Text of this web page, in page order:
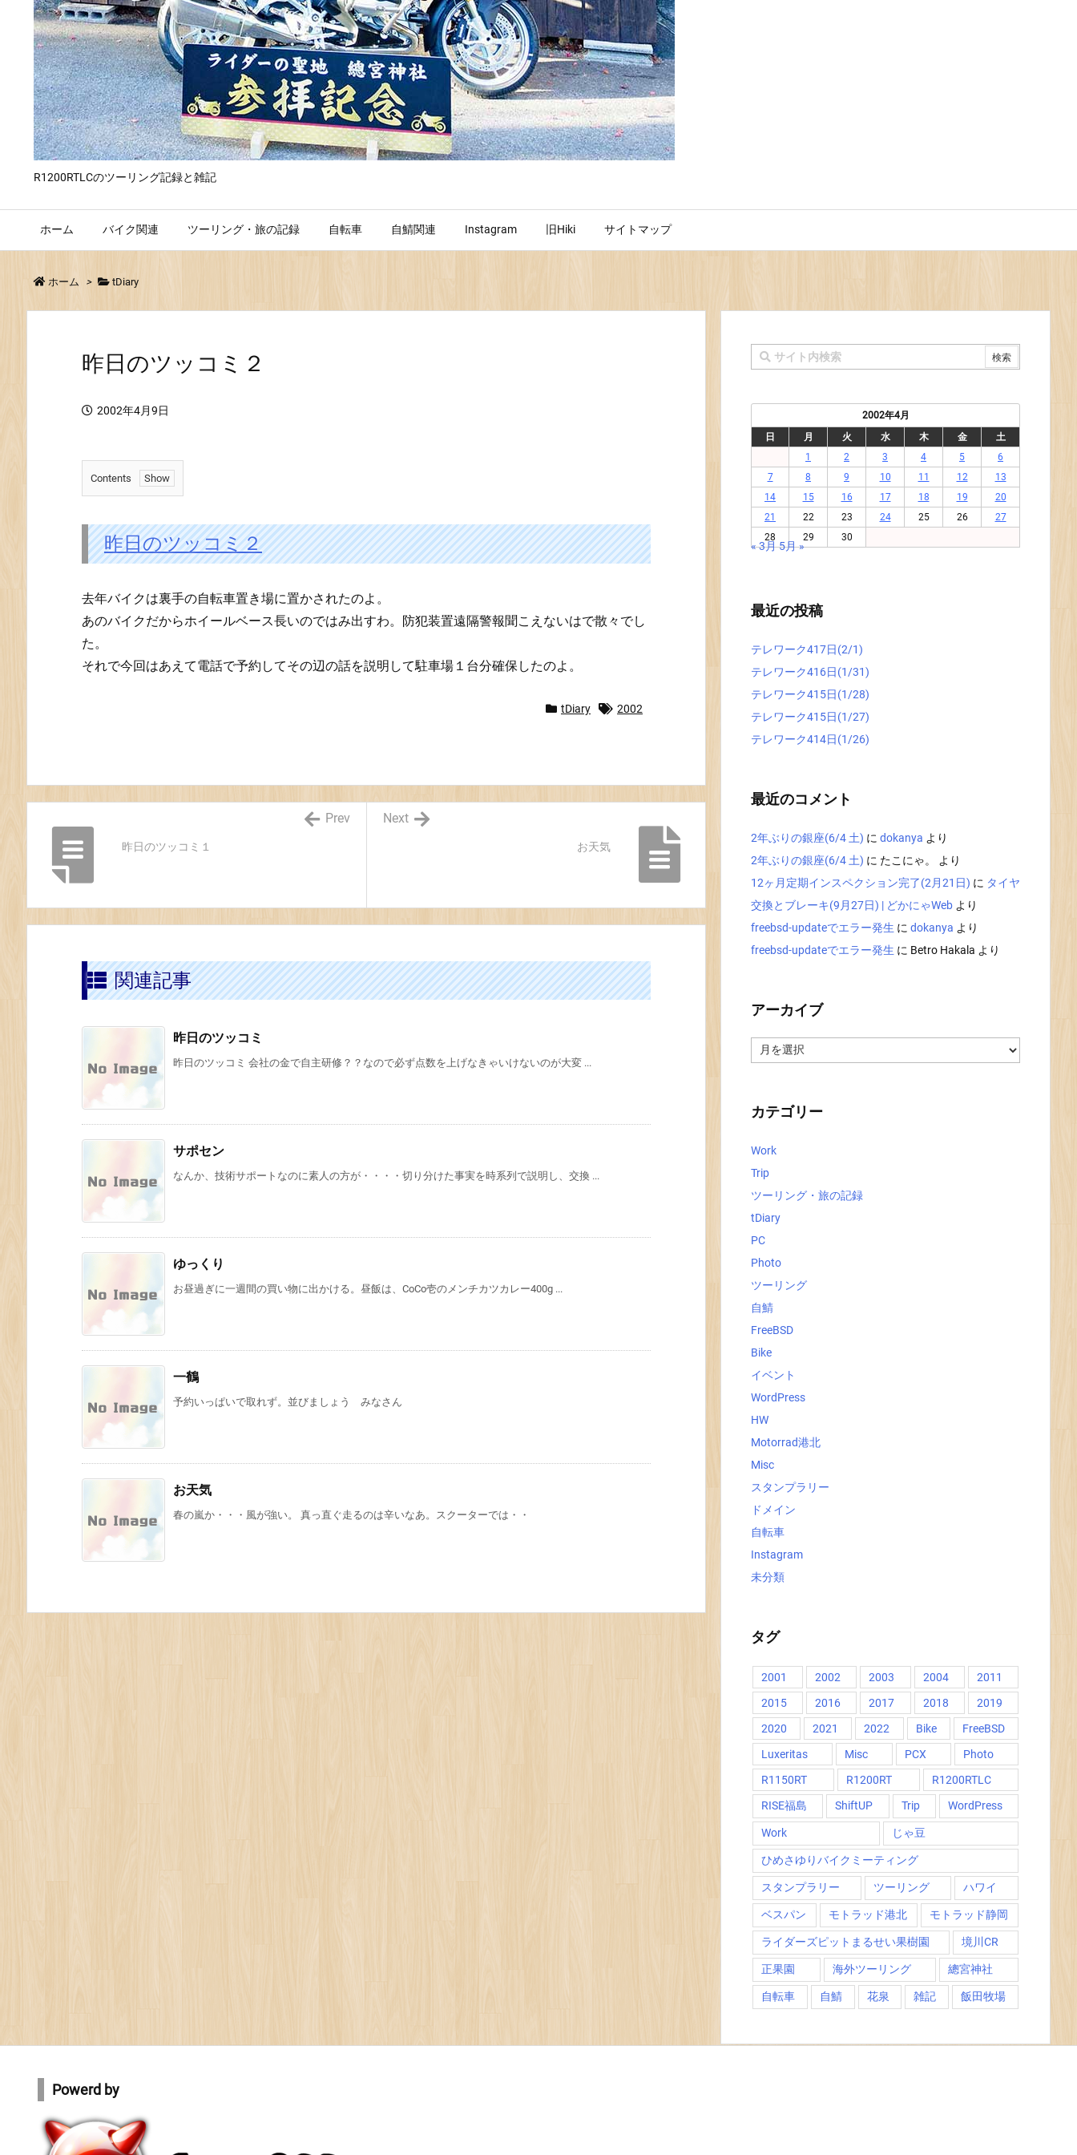
R1200RTLCのツーリング記録と雑記
ホーム バイク関連 ツーリング・旅の記録 自転車 自鯖関連 Instagram 旧Hiki サイトマップ
ホーム > tDiary
昨日のツッコミ２
2002年4月9日
Contents
1.
日
の
ッ
コ
昨日のツッコミ２
去年バイクは裏手の自転車置き場に置かされたのよ。
あのバイクだからホイールベース長いのではみ出すわ。防犯装置遠隔警報聞こえないはで散々でし
た。
それで今回はあえて電話で予約してその辺の話を説明して駐車場１台分確保したのよ。
tDiary 2002
お天気
Next
昨日のツッコミ１
Prev
関連記事
昨日のツッコミ
昨日のツッコミ 会社の金で自主研修？？なので必ず点数を上げなきゃいけないのが大変 ...
サポセン
なんか、技術サポートなのに素人の方が・・・・切り分けた事実を時系列で説明し、交換 ...
ゆっくり
お昼過ぎに一週間の買い物に出かける。昼飯は、CoCo壱のメンチカツカレー400g ...
一鶴
予約いっぱいで取れず。並びましょう みなさん
お天気
春の嵐か・・・風が強い。 真っ直ぐ走るのは辛いなあ。スクーターでは・・
2002年4月
日
月 火 水 木 金
土
1
2 3 4 5
6
7
8 9 10 11 12
13
14
15 16 17 18 19
20
21
22 23 24 25 26
27
28
29 30
« 3月5月 »
最近の投稿
テレワーク417日(2/1)
テレワーク416日(1/31)
テレワーク415日(1/28)
テレワーク415日(1/27)
テレワーク414日(1/26)
最近のコメント
2年ぶりの銀座(6/4 土) に dokanya より
2年ぶりの銀座(6/4 土) に たこにゃ。
より
12ヶ月定期インスペクション完了(2月21日) に タイヤ
交換とブレーキ(9月27日) | どかにゃWeb より
freebsd-updateでエラー発生 に dokanya より
freebsd-updateでエラー発生 に Betro Hakala より
アーカイブ
ー
カテゴリー
Work
Trip
ツーリング・旅の記録
tDiary
PC
Photo
ツーリング
自鯖
FreeBSD
Bike
イベント
WordPress
HW
Motorrad港北
Misc
スタンプラリー
ドメイン
自転車
Instagram
未分類
タグ
2001 2002 2003 2004
2011
2015
2016 2017 2018
2019
2020
2021 2022 Bike
FreeBSD
Luxeritas
Misc PCX
Photo
R1150RT
R1200RT
R1200RTLC
RISE福島
ShiftUP Trip WordPress
Work じゃ豆
ひめさゆりバイクミーティング
スタンプラリー ツーリング ハワイ
ベスパン モトラッド港北 モトラッド静岡
ライダーズピットまるせい果樹園 境川CR
正果園 海外ツーリング 總宮神社
自転車 自鯖 花泉 雑記 飯田牧場
Powerd by